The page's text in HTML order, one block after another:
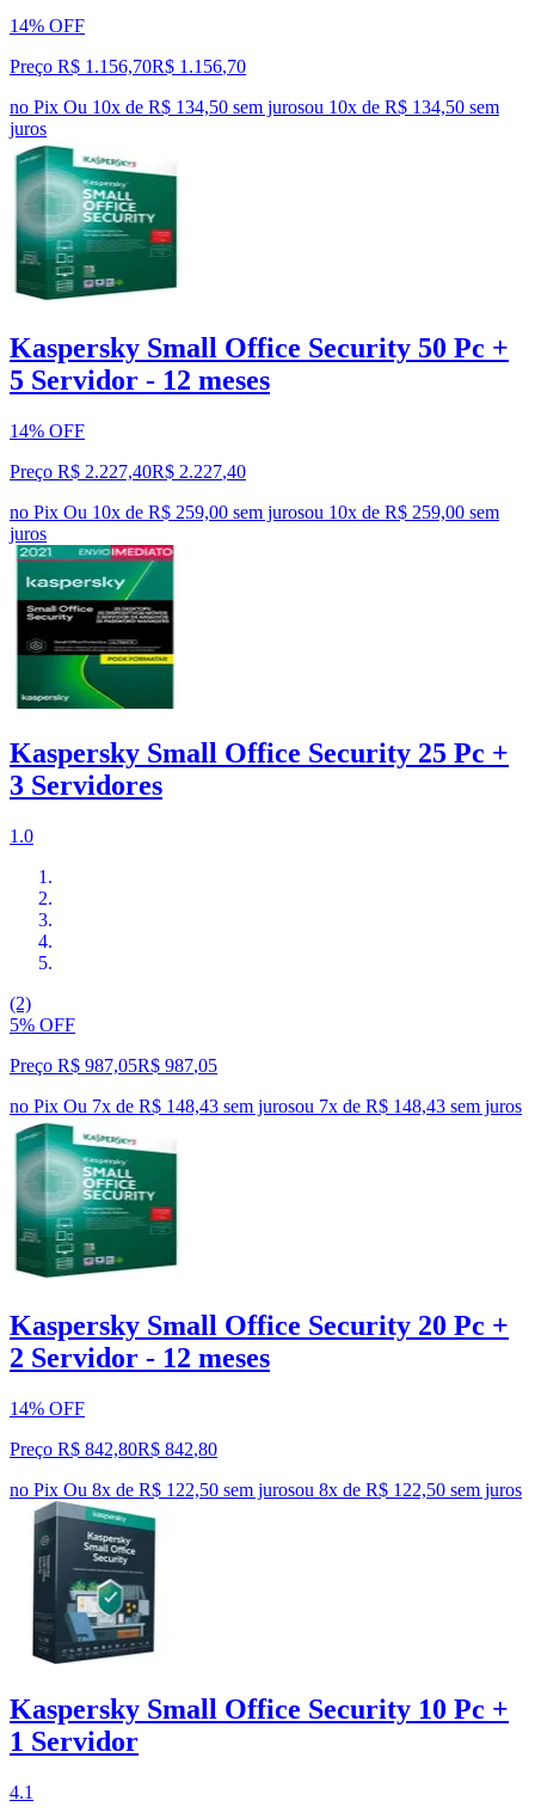
14% OFF
Preço R$ 1.156,70R$ 1.156,70
no Pix Ou 10x de R$ 134,50 sem jurosou 10x de R$ 134,50 sem
juros
Kaspersky Small Office Security 50 Pc +
5 Servidor - 12 meses
14% OFF
Preço R$ 2.227,40R$ 2.227,40
no Pix Ou 10x de R$ 259,00 sem jurosou 10x de R$ 259,00 sem
juros
Kaspersky Small Office Security 25 Pc +
3 Servidores
1.0
(2)
5% OFF
Preço R$ 987,05R$ 987,05
no Pix Ou 7x de R$ 148,43 sem jurosou 7x de R$ 148,43 sem juros
Kaspersky Small Office Security 20 Pc +
2 Servidor - 12 meses
14% OFF
Preço R$ 842,80R$ 842,80
no Pix Ou 8x de R$ 122,50 sem jurosou 8x de R$ 122,50 sem juros
Kaspersky Small Office Security 10 Pc +
1 Servidor
4.1